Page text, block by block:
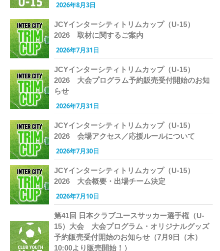
2026年8月3日
JCYインターシティトリムカップ（U-15）
2026 取材に関するご案内
2026年7月31日
JCYインターシティトリムカップ（U-15）
2026 大会プログラム予約販売受付開始のお知
らせ
2026年7月31日
JCYインターシティトリムカップ（U-15）
2026 会場アクセス／応援ルールについて
2026年7月30日
JCYインターシティトリムカップ（U-15）
2026 大会概要・出場チーム決定
2026年7月10日
第41回 日本クラブユースサッカー選手権（U-
15）大会 大会プログラム・オリジナルグッズ
予約販売受付開始のお知らせ（7月9日（木）
10:00より販売開始！）